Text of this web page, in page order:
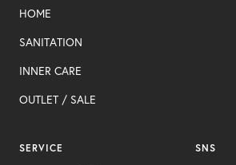
HOME
SANITATION
INNER CARE​
OUTLET ​/ SALE
SERVICE SNS